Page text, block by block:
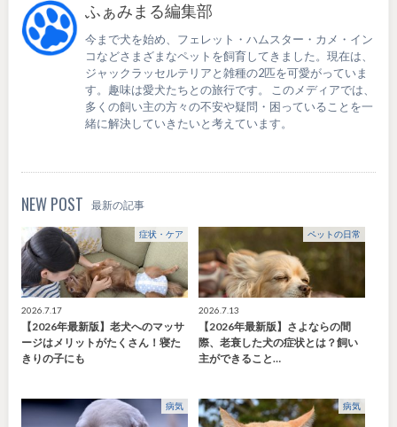
ふぁみまる編集部
今まで犬を始め、フェレット・ハムスター・カメ・イン
コなどさまざまなペットを飼育してきました。現在は、
ジャックラッセルテリアと雑種の2匹を可愛がっていま
す。趣味は愛犬たちとの旅行です。 このメディアでは、
多くの飼い主の方々の不安や疑問・困っていることを一
緒に解決していきたいと考えています。
NEW POST 最新の記事
症状・ケア
2026.7.17
【2026年最新版】老犬へのマッサ
ージはメリットがたくさん！寝た
きりの子にも
ペットの日常
2026.7.13
【2026年最新版】さよならの間
際、老衰した犬の症状とは？飼い
主ができること…
病気 病気